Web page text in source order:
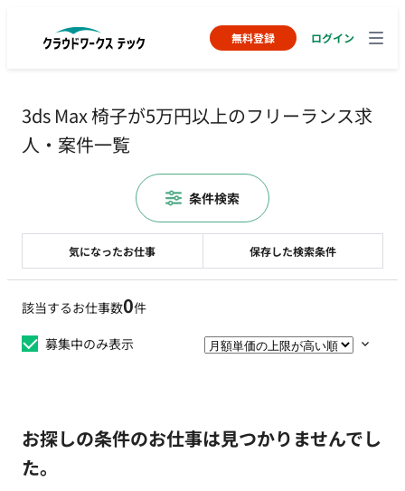
無料登録 ログイン
3ds Max 椅子が5万円以上のフリーランス求
人・案件一覧
該当するお仕事数0件
募集中のみ表示
お探しの条件のお仕事は見つかりませんでし
た。
気になったお仕事 保存した検索条件
条件検索